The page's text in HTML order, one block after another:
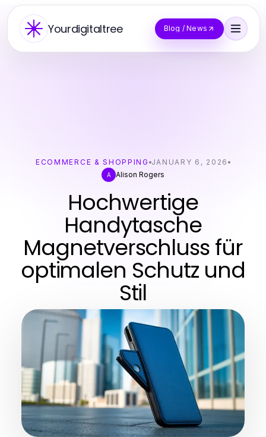
Yourdigitaltree Blog / News
ECOMMERCE & SHOPPING JANUARY 6, 2026
A Alison Rogers
Hochwertige
Handytasche
Magnetverschluss für
optimalen Schutz und
Stil